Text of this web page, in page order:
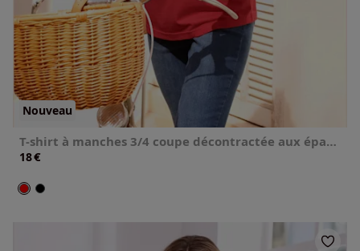
Nouveau
T-shirt à manches 3/4 coupe décontractée aux épaules
18€